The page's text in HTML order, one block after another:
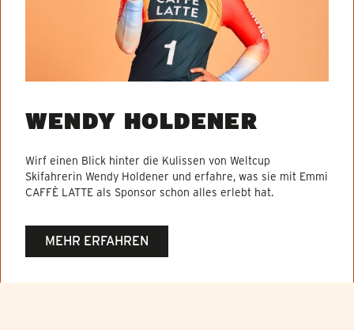
WENDY HOLDENER
Wirf einen Blick hinter die Kulissen von Weltcup
Skifahrerin Wendy Holdener und erfahre, was sie mit Emmi
CAFFÈ LATTE als Sponsor schon alles erlebt hat.
MEHR ERFAHREN